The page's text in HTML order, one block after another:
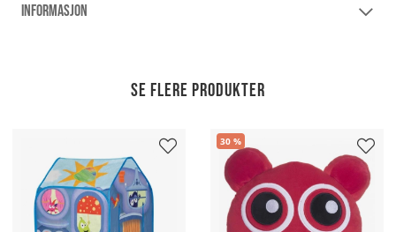
INFORMASJON
Se flere produkter
30